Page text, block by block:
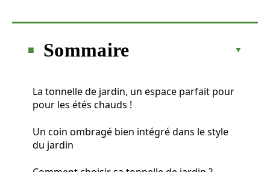
Sommaire
La tonnelle de jardin, un espace parfait pour
pour les étés chauds !
Un coin ombragé bien intégré dans le style
du jardin